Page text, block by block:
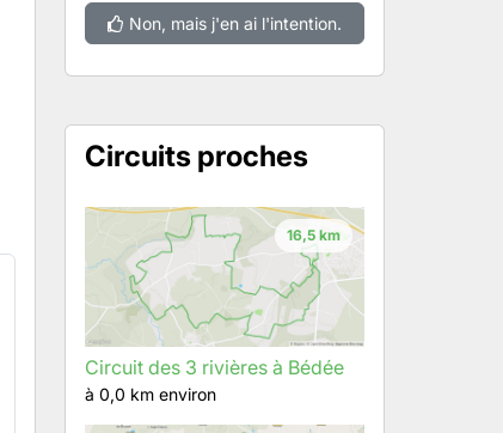
Non, mais j'en ai l'intention.
Circuits proches
16,5 km
Circuit des 3 rivières à Bédée
à 0,0 km environ